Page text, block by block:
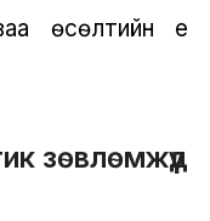
өсөлтийн үе
зөвлөмжүүд